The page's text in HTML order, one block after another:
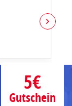
5€
Gutschein